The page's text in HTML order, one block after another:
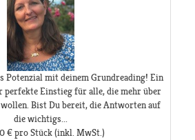
Potenzial mit deinem Grundreading! Ein
perfekte Einstieg für alle, die mehr über
Bist Du bereit, die Antworten auf
die wichtigs...
€pro Stück(inkl. MwSt.)